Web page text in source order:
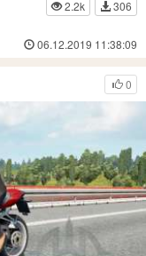
2.2k
306
06.12.2019 11:38:09
0